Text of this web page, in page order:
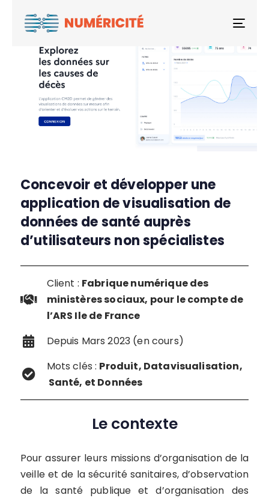
Concevoir et développer une
application de visualisation de
données de santé auprès
d’utilisateurs non spécialistes
Client : Fabrique numérique des
ministères sociaux, pour le compte de
l’ARS Ile de France
Depuis Mars 2023 (en cours)
Mots clés : Produit, Datavisualisation,
Santé, et Données
Le contexte
Pour assurer leurs missions d’organisation de la
veille et de la sécurité sanitaires, d’observation
de la santé publique et d’organisation des